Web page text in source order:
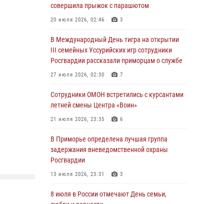
антитеррористической комиссии
Во Владивостоке во дворе жилого дома
сотрудники вневедомственной охраны
обнаружили запрещенные растения
В День Крещения Руси в Князь-
Владимирском храме – Главном храме
с крестным ходом
28 июля 2026, 10:29 3
Росгвардейцы в Приморье приняли участие в
28 июля 2026, 05:39 3
совершила прыжок с парашютом
20 июля 2026, 02:46 3
В Международный День тигра на открытии
III семейных Уссурийских игр сотрудники
Росгвардии рассказали приморцам о службе
27 июля 2026, 02:30 7
Сотрудники ОМОН встретились с курсантами
летней смены Центра «Воин»
21 июля 2026, 23:35 6
В Приморье определена лучшая группа
задержания вневедомственной охраны
Росгвардии
13 июля 2026, 23:31 3
8 июля в России отмечают День семьи,